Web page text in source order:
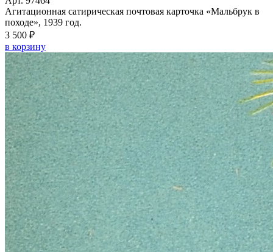
Агитационная сатирическая почтовая карточка «Мальбрук в
походе», 1939 год.
3 500 ₽
в корзину